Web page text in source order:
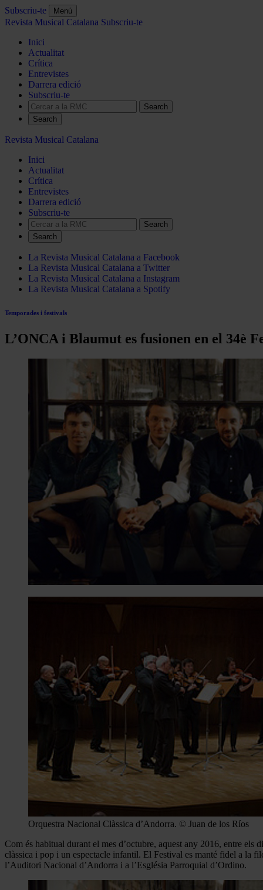
Subscriu-te Menú
Revista Musical Catalana Subscriu-te
Inici
Actualitat
Crítica
Entrevistes
Darrera edició
Subscriu-te
Search
Revista Musical Catalana
Inici
Actualitat
Crítica
Entrevistes
Darrera edició
Subscriu-te
Search
La Revista Musical Catalana a Facebook
La Revista Musical Catalana a Twitter
La Revista Musical Catalana a Instagram
La Revista Musical Catalana a Spotify
Temporades i festivals
L’ONCA i Blaumut es fusionen en el 34è
Orquestra Nacional Clàssica d’Andorra. © Juan de los Ríos
Com és habitual durant el mes d’octubre, aquest any 2016, entre
clàssica i pop i un espectacle infantil. El Festival es manté fidel a la
l’Auditori Nacional d’Andorra i a l’Església Parroquial d’Ordino.